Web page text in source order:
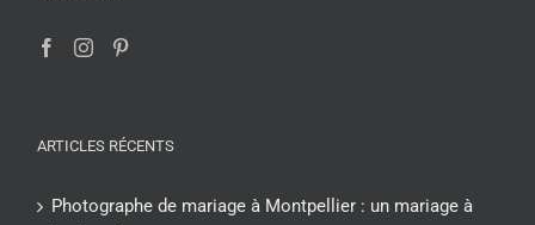
ARTICLES RÉCENTS
Photographe de mariage à Montpellier : un mariage à